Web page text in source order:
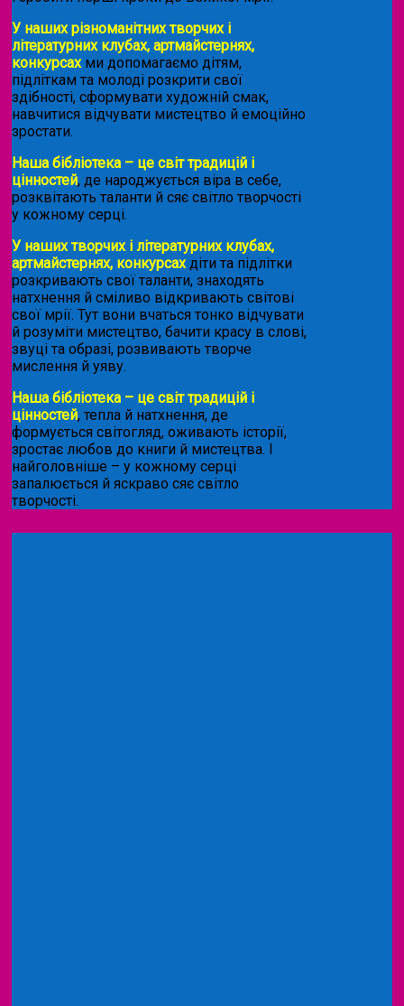
У наших різноманітних творчих і
літературних клубах, артмайстернях,
конкурсахми допомагаємо дітям,
підліткам та молоді розкрити свої
здібності, сформувати художній смак,
навчитися відчувати мистецтво й емоційно
зростати.
Наша бібліотека – це світ традицій і
цінностей, де народжується віра в себе,
розквітають таланти й сяє світло творчості
у кожному серці.
У наших творчих і літературних клубах,
артмайстернях, конкурсахдіти та підлітки
розкривають свої таланти, знаходять
натхнення й сміливо відкривають світові
свої мрії. Тут вони вчаться тонко відчувати
й розуміти мистецтво, бачити красу в слові,
звуці та образі, розвивають творче
мислення й уяву.
Наша бібліотека – це світ традицій і
цінностей, тепла й натхнення, де
формується світогляд, оживають історії,
зростає любов до книги й мистецтва. І
найголовніше – у кожному серці
запалюється й яскраво сяє світло
творчості.